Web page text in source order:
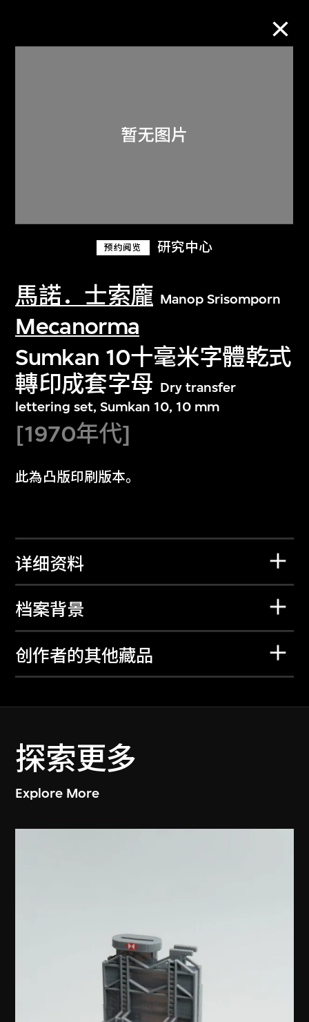
预约阅览 研究中心
馬諾．士索龐 Manop Srisomporn
Mecanorma
Sumkan 10十毫米字體乾式
轉印成套字母 Dry transfer
lettering set, Sumkan 10, 10 mm
[1970年代]
此為凸版印刷版本。
详细资料
档案背景
创作者的其他藏品
探索更多
Explore More
关于M+藏品
探索世界顶级的二十及二十一世纪视觉
文化藏品。